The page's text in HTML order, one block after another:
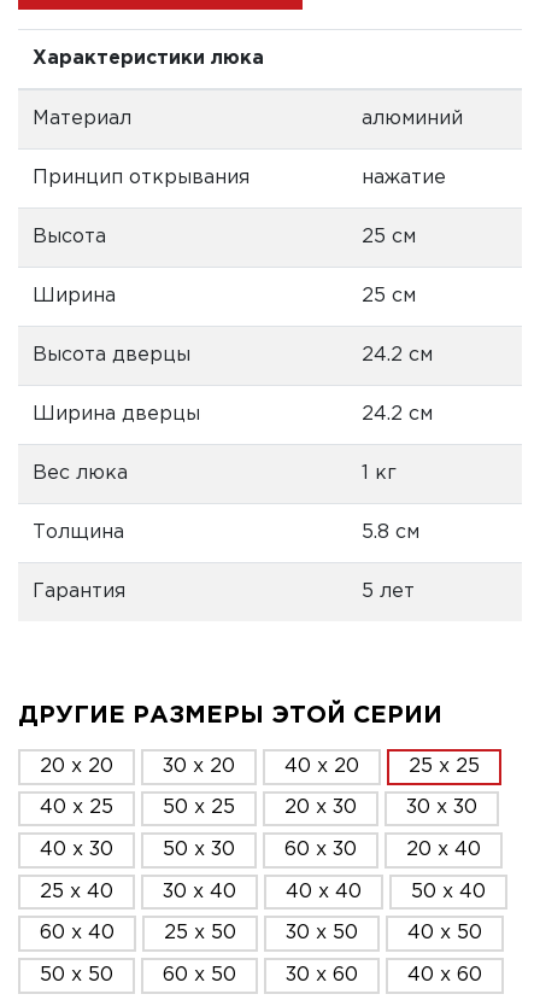
Характеристики люка
Материал алюминий
Принцип открывания нажатие
Высота 25 см
Ширина 25 см
Высота дверцы 24.2 см
Ширина дверцы 24.2 см
Вес люка 1 кг
Толщина 5.8 см
Гарантия 5 лет
ДРУГИЕ РАЗМЕРЫ ЭТОЙ СЕРИИ
20 x 20 30 x 20 40 x 20 25 x 25
40 x 25 50 x 25 20 x 30 30 x 30
40 x 30 50 x 30 60 x 30 20 x 40
25 x 40 30 x 40 40 x 40 50 x 40
60 x 40 25 x 50 30 x 50 40 x 50
50 x 50 60 x 50 30 x 60 40 x 60